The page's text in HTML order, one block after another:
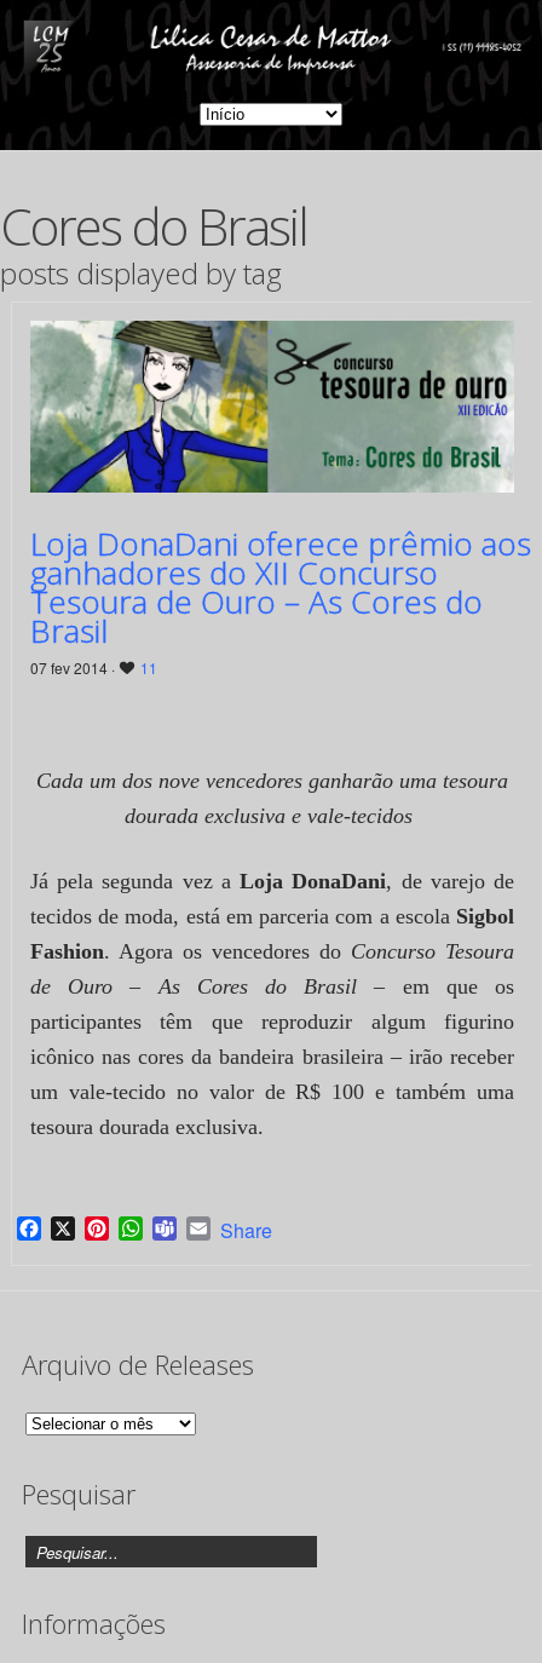
Cores do Brasil
posts displayed by tag
Loja DonaDani oferece prêmio aos
ganhadores do XII Concurso
Tesoura de Ouro – As Cores do
Brasil
07 fev 2014 · 11
Cada um dos nove vencedores ganharão uma tesoura
dourada exclusiva e vale-tecidos
Já pela segunda vez a Loja DonaDani, de varejo de
tecidos de moda, está em parceria com a escola Sigbol
Fashion. Agora os vencedores do Concurso Tesoura
de Ouro – As Cores do Brasil – em que os
participantes têm que reproduzir algum figurino
icônico nas cores da bandeira brasileira – irão receber
um vale-tecido no valor de R$ 100 e também uma
tesoura dourada exclusiva.
Facebook
X PinterestWhatsApp
TeamsEmail
Share
Arquivo de Releases
Arquivo
Releases
Pesquisar
Informações